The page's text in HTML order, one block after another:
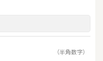
（半角数字）